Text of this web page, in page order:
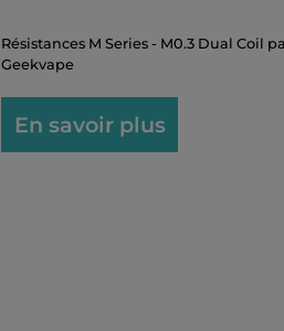
Résistances M Series - M0.3 Dual Coil
Geekvape
En savoir plus